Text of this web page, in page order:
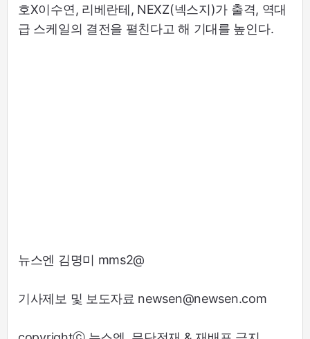
호X이수연, 리베란테, NEXZ(넥스지)가 출격, 역대
급 스케일의 결전을 펼친다고 해 기대를 높인다.
뉴스엔 김명미 mms2@
기사제보 및 보도자료 newsen@newsen.com